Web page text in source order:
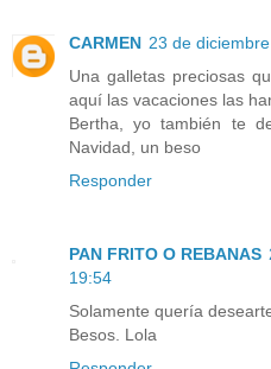
CARMEN 23 de
Una galletas preciosas
aquí las vacaciones las
Bertha, yo también te
Navidad, un beso
Responder
PAN FRITO O REBANAS
19:54
Solamente quería
Besos. Lola